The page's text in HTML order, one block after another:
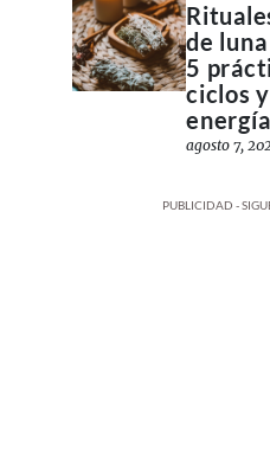
de
5
ciclos
energía
agosto 7,
PUBLICIDAD -